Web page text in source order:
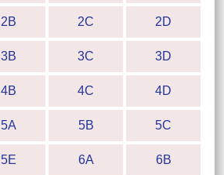
2B 2C 2D
3B 3C 3D
4B 4C 4D
5A 5B 5C
5E 6A 6B